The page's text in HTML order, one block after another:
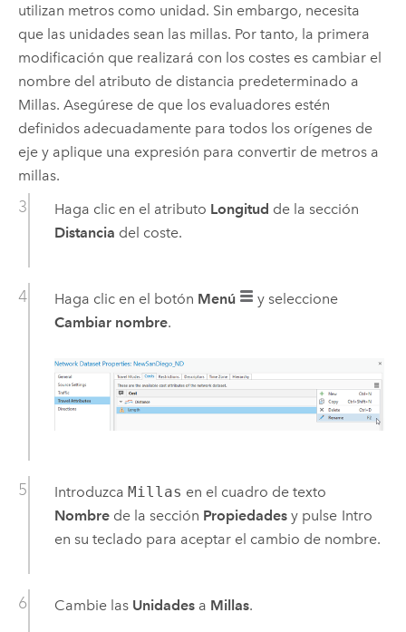
utilizan metros como unidad. Sin embargo, necesita
que las unidades sean las millas. Por tanto, la primera
modificación que realizará con los costes es cambiar el
nombre del atributo de distancia predeterminado a
Millas. Asegúrese de que los evaluadores estén
definidos adecuadamente para todos los orígenes de
eje y aplique una expresión para convertir de metros a
millas.
Haga clic en el atributo Longitud de la sección
Distancia del coste.
Haga clic en el botón Menú
y seleccione
Cambiar nombre.
Introduzca Millas en el cuadro de texto
Nombrede la sección Propiedadesy pulse Intro
en su teclado para aceptar el cambio de nombre.
Cambie las Unidadesa Millas.